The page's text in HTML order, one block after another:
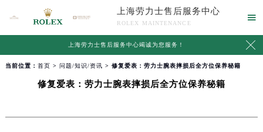
上海劳力士售后服务中心
ROLEX MAINTENANCE

上海劳力士售后服务中心竭诚为您服务！ 
当前位置： 首页 > 问题/知识/资讯 > 修复爱表：劳力士腕表摔损后全方位保养秘籍
修复爱表：劳力士腕表摔损后全方位保养秘籍